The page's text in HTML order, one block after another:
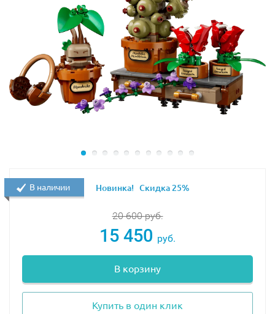
20 600руб.
15 450 руб.
В корзину
Купить в один клик
В наличии Новинка! Скидка 25%